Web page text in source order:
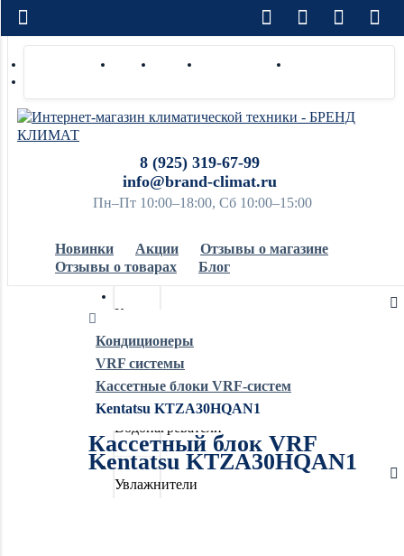
Доставка по РФ Оплата Монтаж Сотрудничество
8 (925) 319-67-99
info@brand-climat.ru
Пн–Пт 10:00–18:00, Сб 10:00–15:00
Новинки Акции
Отзывы о магазине
Отзывы о товарах
Блог
Кондиционеры
Обогреватели
Водонагреватели
Увлажнители
воздуха
Кондиционеры
VRF системы
Кассетные блоки VRF-систем
Kentatsu KTZA30HQAN1
Кассетный блок VRF
Kentatsu KTZA30HQAN1